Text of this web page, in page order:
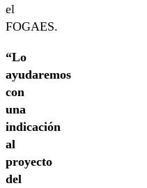
el
FOGAES.
“Lo
ayudaremos
con
una
indicación
al
proyecto
del